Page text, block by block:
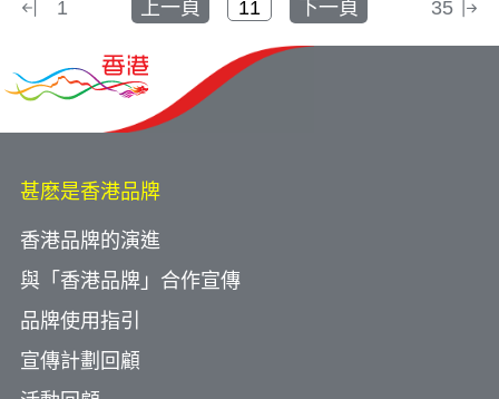
1 上一頁 下一頁 35
甚麽是香港品牌
香港品牌的演進
與「香港品牌」合作宣傳
品牌使用指引
宣傳計劃回顧